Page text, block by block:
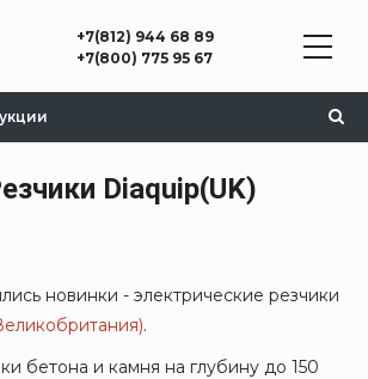
+7(812) 944 68 89
+7(800) 775 95 67
Diaquip(UK)
новинки - электрические резчики
.
бетона и камня на глубину до 150